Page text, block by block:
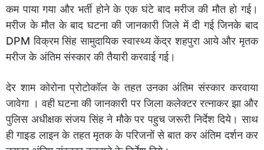
कम पाया गया और भर्ती होने के एक घंटे बाद मरीज की मौत हो गई।
मरीज के मौत के बाद घटना की जानकारी जिले में दी गई जिनके बाद
DPM विक्रम सिंह सामुदायिक स्वास्थ्य केंद्र शहपुरा आये और मृतक
मरीज के अंतिम संस्कार की तैयारी करवाई गई।
देर शाम कोरोना प्रोटोकॉल के तहत उनका अंतिम संस्कार करवाया
जावेगा । वही घटना की जानकारी पर जिला कलेक्टर रत्नाकर झा और
पुलिस अधीक्षक संजय सिंह ने मौके पर पहुच जरूरी निर्देश दिये। साथ
ही गाइड लाइन के तहत मृतक के परिजनों से बात कर अंतिम दर्शन कर